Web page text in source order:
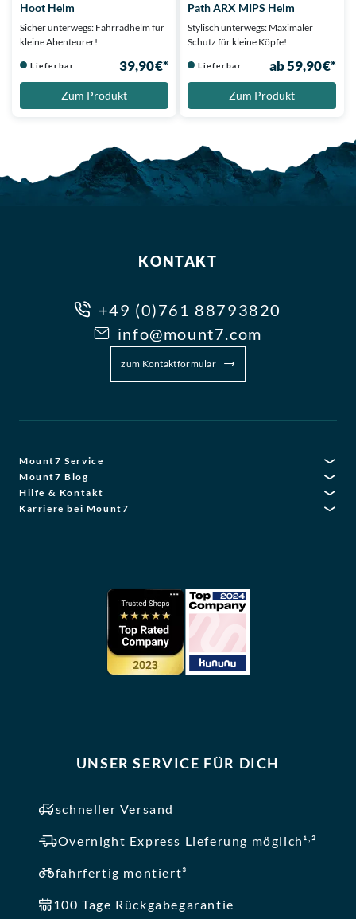
Hoot Helm
Sicher unterwegs: Fahrradhelm für
kleine Abenteurer!
Lieferbar 39,90 €*
Zum Produkt
Path ARX MIPS Helm
Stylisch unterwegs: Maximaler
Schutz für kleine Köpfe!
Lieferbar ab 59,90 €*
Zum Produkt
KONTAKT
+49 (0)761 88793820
info@mount7.com
zum Kontaktformular
Mount7 Service
Mount7 Blog
Hilfe & Kontakt
Karriere bei Mount7
UNSER SERVICE FÜR DICH
schneller Versand
Overnight Express Lieferung möglich¹,²
fahrfertig montiert³
100 Tage Rückgabegarantie